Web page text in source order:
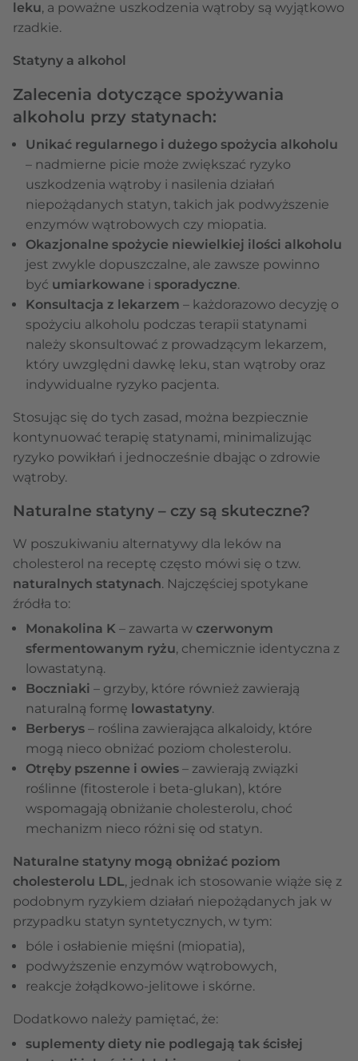
leku, a poważne uszkodzenia wątroby są wyjątkowo
rzadkie.
Statyny a alkohol
Zalecenia dotyczące spożywania
alkoholu przy statynach:
Unikać regularnego i dużego spożycia alkoholu
– nadmierne picie może zwiększać ryzyko
uszkodzenia wątroby i nasilenia działań
niepożądanych statyn, takich jak podwyższenie
enzymów wątrobowych czy miopatia.
Okazjonalne spożycie niewielkiej ilości alkoholu
jest zwykle dopuszczalne, ale zawsze powinno
być umiarkowane i sporadyczne.
Konsultacja z lekarzem – każdorazowo decyzję o
spożyciu alkoholu podczas terapii statynami
należy skonsultować z prowadzącym lekarzem,
który uwzględni dawkę leku, stan wątroby oraz
indywidualne ryzyko pacjenta.
Stosując się do tych zasad, można bezpiecznie
kontynuować terapię statynami, minimalizując
ryzyko powikłań i jednocześnie dbając o zdrowie
wątroby.
Naturalne statyny – czy są skuteczne?
W poszukiwaniu alternatywy dla leków na
cholesterol na receptę często mówi się o tzw.
naturalnych statynach. Najczęściej spotykane
źródła to:
Monakolina K – zawarta w czerwonym
sfermentowanym ryżu, chemicznie identyczna z
lowastatyną.
Boczniaki – grzyby, które również zawierają
naturalną formę lowastatyny.
Berberys – roślina zawierająca alkaloidy, które
mogą nieco obniżać poziom cholesterolu.
Otręby pszenne i owies – zawierają związki
roślinne (fitosterole i beta-glukan), które
wspomagają obniżanie cholesterolu, choć
mechanizm nieco różni się od statyn.
Naturalne statyny mogą obniżać poziom
cholesterolu LDL, jednak ich stosowanie wiąże się z
podobnym ryzykiem działań niepożądanych jak w
przypadku statyn syntetycznych, w tym:
bóle i osłabienie mięśni (miopatia),
podwyższenie enzymów wątrobowych,
reakcje żołądkowo-jelitowe i skórne.
Dodatkowo należy pamiętać, że:
suplementy diety nie podlegają tak ścisłej